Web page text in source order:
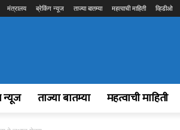
मंत्रालय ब्रेकिंग न्यूज ताज्या बातम्या महत्वाची माहिती व्हिडीओ
न्यूज ताज्या बातम्या महत्वाची माहिती